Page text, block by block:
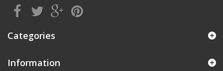
Categories
Information